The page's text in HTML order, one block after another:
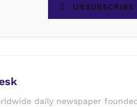
UNSUBSCRIBE
daily newspaper